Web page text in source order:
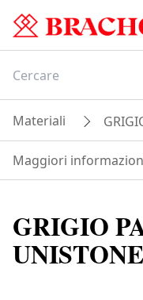
Materiali
Maggiori
GRIGIO
UNISTONE